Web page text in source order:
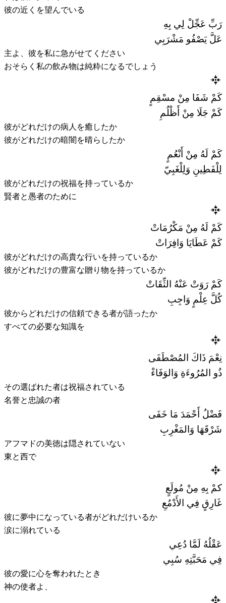
彼の近くを望んでいる
رَبِّ عَجِّلْ لِي بِهِ
عَلَّ يَصْفُو مَشْرَبِي
主よ、彼を私に急がせてください
おそらく私の飲み物は純粋になるでしょう
كَمْ شَفَا مِنْ مسْقِمٍ
كَمْ جَلَا مِنْ أَظْلُمِ
彼がどれだけの病人を癒したか
彼がどれだけの暗闇を晴らしたか
كَمْ لَهُ مِنْ أَنْعُمٍ
لِلْفَطِينِ وَلِلْغَبِيّ
彼がどれだけの祝福を持っているか
賢者と愚者のために
كَمْ لَهُ مِنْ مَكْرُمَاتْ
كَمْ عَطَايَا وَافِرَاتْ
彼がどれだけの高貴な行いを持っているか
彼がどれだけの豊富な贈り物を持っているか
كَمْ رَوَتْ عَنْهُ الثِّقَاتْ
كُلَّ عِلْمٍ وَاجِبِ
彼からどれだけの信頼できる者が語ったか
すべての必要な知識を
نِعْمَ ذَاكَ المُصْطَفَى
ذُو المُرُوءَةِ وَالوَفَاءْ
その選ばれた者は祝福されている
名誉と忠誠の者
فَضْلُ أَحْمَدَ مَا خَفَى
شَرْقَهَا وَالمَغْرِبِ
アフマドの美徳は隠されていない
東と西で
كمْ بِهِ مِنْ مُولَعٍ
غَارِقٍ فِي الأَدْمُعِ
彼に夢中になっている者がどれだけいるか
涙に溺れている
عَقْلُهُ لَمَّا دُعِي
فِي مَحَبَّتِهِ سُبِي
彼の愛に心を奪われたとき
神の使者よ、